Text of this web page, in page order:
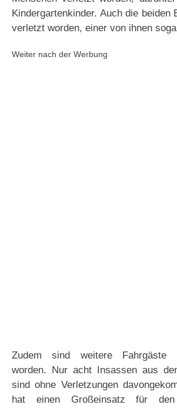
Kindergartenkinder. Auch die beiden
verletzt worden, einer von ihnen
Weiter nach der Werbung
Zudem sind weitere Fahrgäste
worden. Nur acht Insassen aus
sind ohne Verletzungen
hat einen Großeinsatz für den